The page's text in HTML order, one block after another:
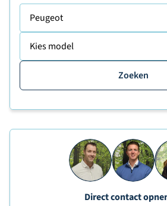
Peugeot
Kies model
Zoeken
Direct contact